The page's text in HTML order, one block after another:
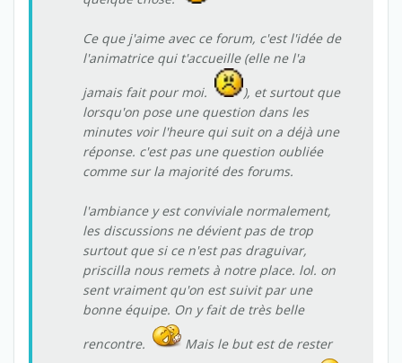
Ce que j'aime avec ce forum, c'est l'idée de
l'animatrice qui t'accueille (elle ne l'a
jamais fait pour moi.
), et surtout que
lorsqu'on pose une question dans les
minutes voir l'heure qui suit on a déjà une
réponse. c'est pas une question oubliée
comme sur la majorité des forums.
l'ambiance y est conviviale normalement,
les discussions ne dévient pas de trop
surtout que si ce n'est pas draguivar,
priscilla nous remets à notre place. lol. on
sent vraiment qu'on est suivit par une
bonne équipe. On y fait de très belle
rencontre.
Mais le but est de rester